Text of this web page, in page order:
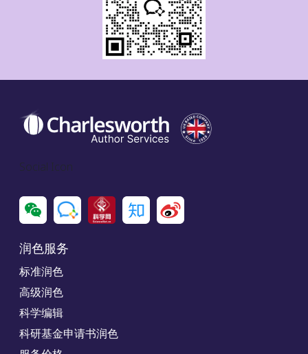
Social Icon
润色服务
标准润色
高级润色
科学编辑
科研基金申请书润色